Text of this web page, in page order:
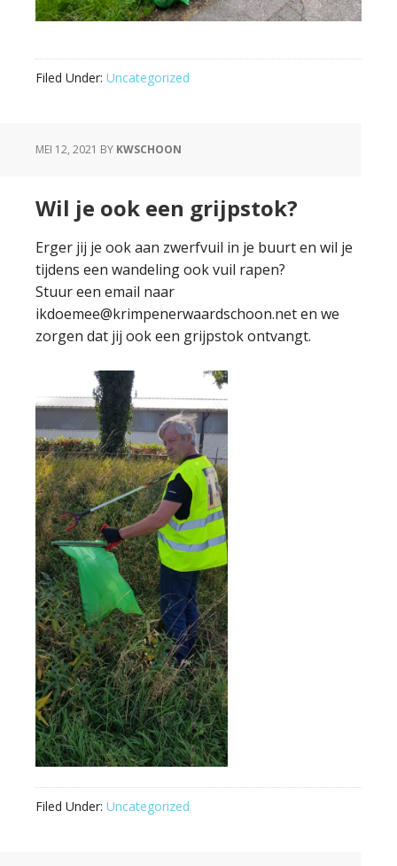
Filed Under: Uncategorized
MEI 12, 2021 BY KWSCHOON
Wil je ook een grijpstok?
Erger jij je ook aan zwerfvuil in je buurt en wil je
tijdens een wandeling ook vuil rapen?
Stuur een email naar
ikdoemee@krimpenerwaardschoon.net en we
zorgen dat jij ook een grijpstok ontvangt.
Filed Under: Uncategorized